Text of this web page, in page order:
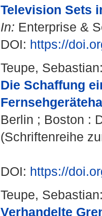
Television Sets
In: Enterprise &
DOI: https://
Teupe, Sebastian
Die Schaffung
Berlin ; Boston :
(Schriftenreihe
DOI: https://
Teupe, Sebastian
Verhandelte